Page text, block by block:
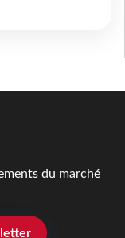
du marché